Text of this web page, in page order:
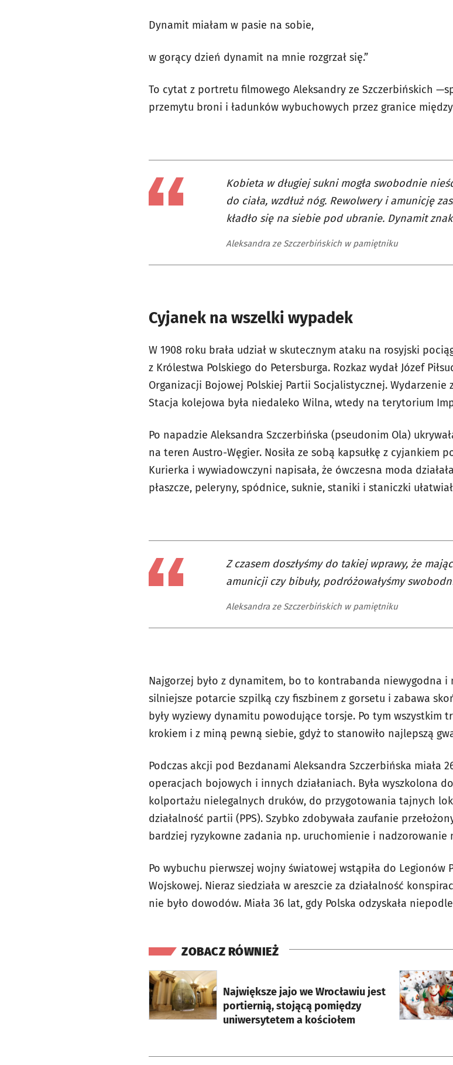
Dynamit miałam w pasie na sobie,
w gorący dzień dynamit na mnie rozgrzał się.”
To cytat z portretu filmowego Aleksandry ze Szczerbińskich
przemytu broni i ładunków wybuchowych przez granice
Kobieta w długiej sukni mogła swobodnie
do ciała, wzdłuż nóg. Rewolwery i amunicję
kładło się na siebie pod ubranie. Dynamit
Aleksandra ze Szczerbińskich w pamiętniku
Cyjanek na wszelki wypadek
W 1908 roku brała udział w skutecznym ataku na rosyjski
z Królestwa Polskiego do Petersburga. Rozkaz wydał Józef
Organizacji Bojowej Polskiej Partii Socjalistycznej.
Stacja kolejowa była niedaleko Wilna, wtedy na terytorium
Po napadzie Aleksandra Szczerbińska (pseudonim Ola)
na teren Austro-Węgier. Nosiła ze sobą kapsułkę z cyjankiem
Kurierka i wywiadowczyni napisała, że ówczesna moda
płaszcze, peleryny, spódnice, suknie, staniki i staniczki
Z czasem doszłyśmy do takiej wprawy, że
amunicji czy bibuły, podróżowałyśmy
Aleksandra ze Szczerbińskich w pamiętniku
Najgorzej było z dynamitem, bo to kontrabanda niewygodna i
silniejsze potarcie szpilką czy fiszbinem z gorsetu i zabawa
były wyziewy dynamitu powodujące torsje. Po tym wszystkim
krokiem i z miną pewną siebie, gdyż to stanowiło najlepszą
Podczas akcji pod Bezdanami Aleksandra Szczerbińska miała
operacjach bojowych i innych działaniach. Była wyszkolona
kolportażu nielegalnych druków, do przygotowania tajnych
działalność partii (PPS). Szybko zdobywała zaufanie
bardziej ryzykowne zadania np. uruchomienie i nadzorowanie
Po wybuchu pierwszej wojny światowej wstąpiła do Legionów
Wojskowej. Nieraz siedziała w areszcie za działalność
nie było dowodów. Miała 36 lat, gdy Polska odzyskała
ZOBACZ RÓWNIEŻ
Największe jajo we Wrocławiu jest
portiernią, stojącą pomiędzy
uniwersytetem a kościołem
otworzy się w nowej karcie
otworzy